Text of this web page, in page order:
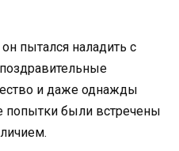
пытался наладить с
и даже однажды
были встречены